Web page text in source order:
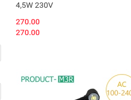
4,5W 230V
270.00
270.00